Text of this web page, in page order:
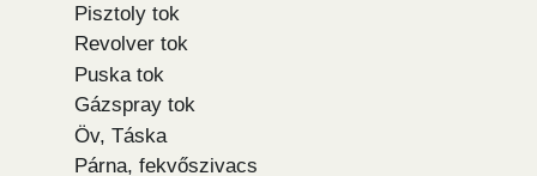
Pisztoly tok
Revolver tok
Puska tok
Gázspray tok
Öv, Táska
Párna, fekvőszivacs